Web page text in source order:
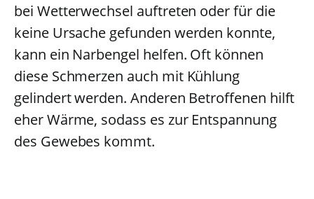
bei Wetterwechsel auftreten oder für die
keine Ursache gefunden werden konnte,
kann ein Narbengel helfen. Oft können
diese Schmerzen auch mit Kühlung
gelindert werden. Anderen Betroffenen hilft
eher Wärme, sodass es zur Entspannung
des Gewebes kommt.